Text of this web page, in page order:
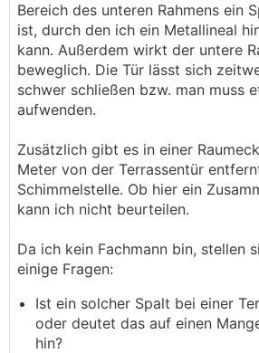
Bereich des unteren Rahmens ein
ist, durch den ich ein Metallineal
kann. Außerdem wirkt der untere
beweglich. Die Tür lässt sich
schwer schließen bzw. man muss
aufwenden.
Zusätzlich gibt es in einer
Meter von der Terrassentür
Schimmelstelle. Ob hier ein
kann ich nicht beurteilen.
Da ich kein Fachmann bin, stellen
einige Fragen:
Ist ein solcher Spalt bei einer
oder deutet das auf einen
hin?